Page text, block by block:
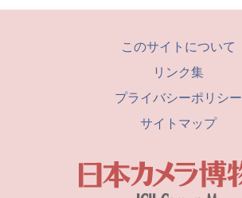
このサイトについて
リンク集
プライバシーポリシー
サイトマップ